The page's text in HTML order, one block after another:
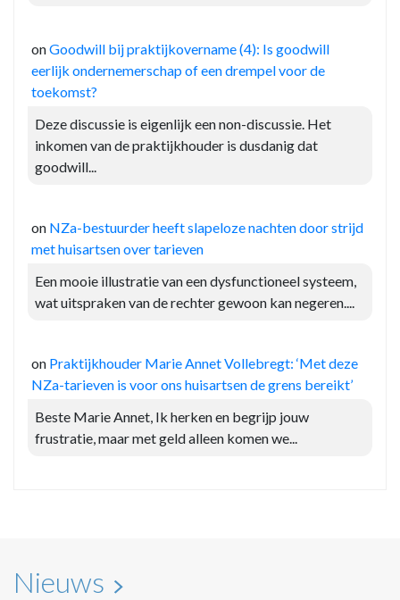
onGoodwill bij praktijkovername (4): Is goodwill
eerlijk ondernemerschap of een drempel voor de
toekomst?
Deze discussie is eigenlijk een non-discussie. Het
inkomen van de praktijkhouder is dusdanig dat
goodwill...
on NZa-bestuurder heeft slapeloze nachten door strijd
met huisartsen over tarieven
Een mooie illustratie van een dysfunctioneel systeem,
wat uitspraken van de rechter gewoon kan negeren....
on Praktijkhouder Marie Annet Vollebregt: ‘Met deze
NZa-tarieven is voor ons huisartsen de grens bereikt’
Beste Marie Annet, Ik herken en begrijp jouw
frustratie, maar met geld alleen komen we...
Nieuws